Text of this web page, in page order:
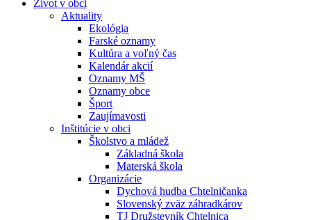
Život v obci
Aktuality
Ekológia
Farské oznamy
Kultúra a voľný čas
Kalendár akcií
Oznamy MŠ
Oznamy obce
Šport
Zaujímavosti
Inštitúcie v obci
Školstvo a mládež
Základná škola
Materská škola
Organizácie
Dychová hudba Chtelničanka
Slovenský zväz záhradkárov
TJ Družstevník Chtelnica